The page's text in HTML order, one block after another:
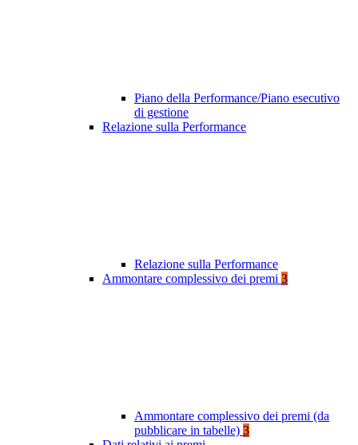
Piano della Performance/Piano esecutivo
di gestione
Relazione sulla Performance
Relazione sulla Performance
Ammontare complessivo dei premi 3
Ammontare complessivo dei premi (da
pubblicare in tabelle) 3